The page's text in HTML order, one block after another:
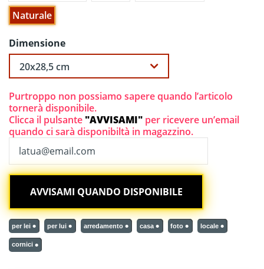
Naturale
Dimensione
Purtroppo non possiamo sapere quando l’articolo
tornerà disponibile.
Clicca il pulsante "AVVISAMI" per ricevere un’email
quando ci sarà disponibiltà in magazzino.
per lei per lui arredamento casa foto locale
cornici